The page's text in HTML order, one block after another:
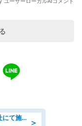
＞
工事・土木施工管理/総合技術商社にて施工管理のお仕事/即日勤務可/車通勤可/工事・土木施工管理/生産・品質管理